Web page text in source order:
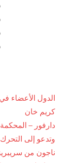
الدول الأعضاء
كريم خان
دارفور –
وتدعو إلى التحرك
ناجون من